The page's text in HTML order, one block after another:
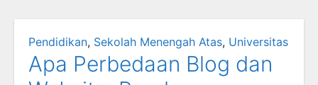
Pendidikan, Sekolah Menengah Atas, Universitas
Apa Perbedaan Blog dan